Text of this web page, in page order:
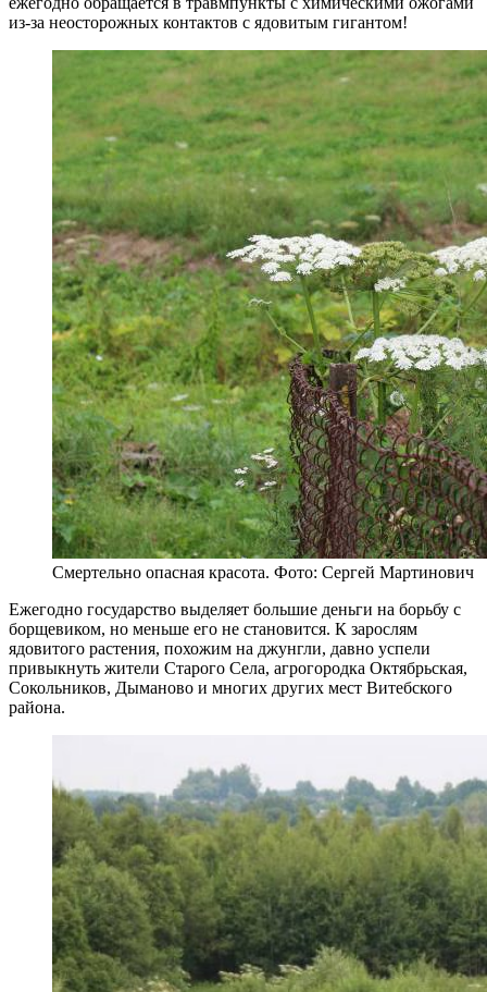
из-за неосторожных контактов с ядовитым гигантом!
Смертельно опасная красота. Фото: Сергей Мартинович
Ежегодно государство выделяет большие деньги на борьбу с
борщевиком, но меньше его не становится. К зарослям
ядовитого растения, похожим на джунгли, давно успели
привыкнуть жители Старого Села, агрогородка Октябрьская,
Сокольников, Дыманово и многих других мест Витебского
района.